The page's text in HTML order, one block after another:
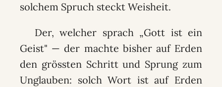
solchem Spruch steckt Weisheit.
Der, welcher sprach „Gott ist ein
Geist" — der machte bisher auf Erden
den grössten Schritt und Sprung zum
Unglauben: solch Wort ist auf Erden